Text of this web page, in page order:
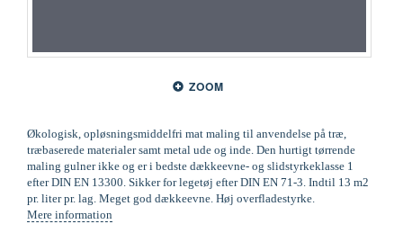
ZOOM
Økologisk, opløsningsmiddelfri mat maling til anvendelse på træ,
træbaserede materialer samt metal ude og inde. Den hurtigt tørrende
maling gulner ikke og er i bedste dækkeevne- og slidstyrkeklasse 1
efter DIN EN 13300. Sikker for legetøj efter DIN EN 71-3. Indtil 13 m2
pr. liter pr. lag. Meget god dækkeevne. Høj overfladestyrke.
Mere information